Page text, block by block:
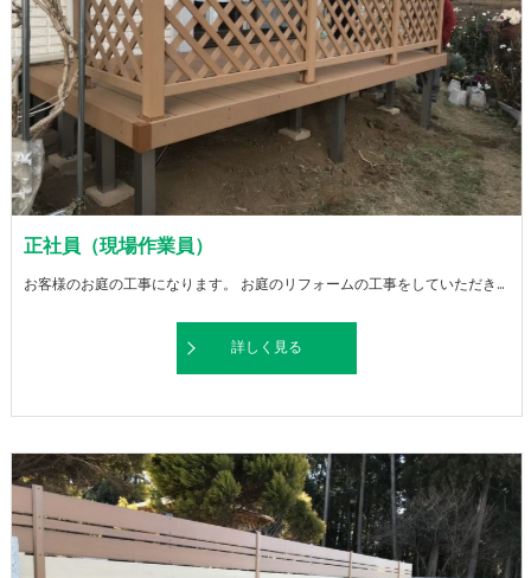
正社員（現場作業員）
お客様のお庭の工事になります。 お庭のリフォームの工事をしていただきます。 ※軽作業あり
詳しく見る